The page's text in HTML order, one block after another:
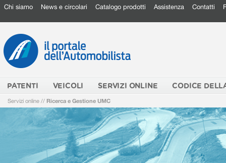
Chi siamo News e circolari Catalogo prodotti Assistenza Contatti
PATENTI VEICOLI SERVIZI ONLINE CODICE
Servizi online // Ricerca e Gestione UMC